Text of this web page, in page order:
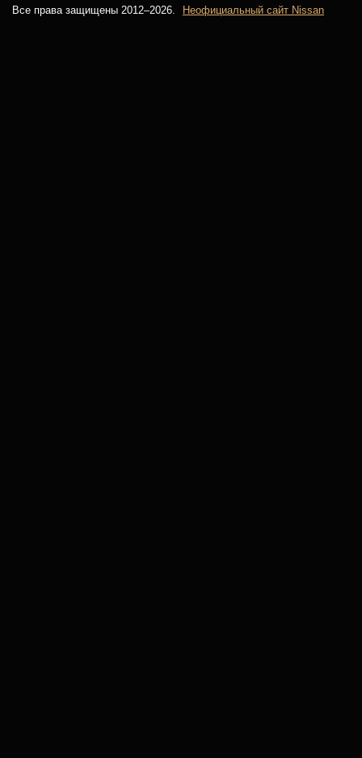
Все права защищены 2012–2026. Неофициальный сайт Nissan